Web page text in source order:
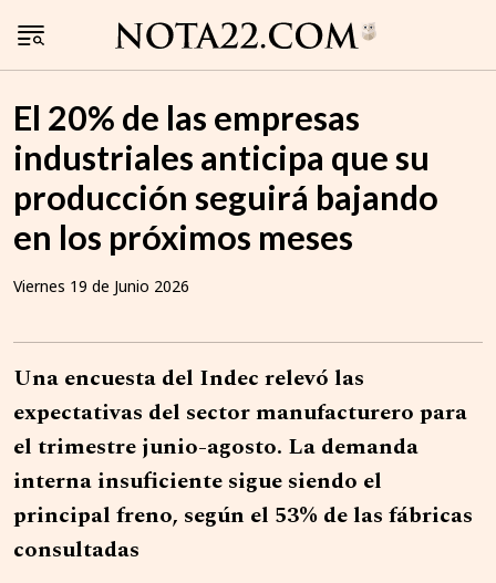
El 20% de las empresas
industriales anticipa que su
producción seguirá bajando
en los próximos meses
Viernes 19 de Junio 2026
Una encuesta del Indec relevó las
expectativas del sector manufacturero para
el trimestre junio-agosto. La demanda
interna insuficiente sigue siendo el
principal freno, según el 53% de las fábricas
consultadas